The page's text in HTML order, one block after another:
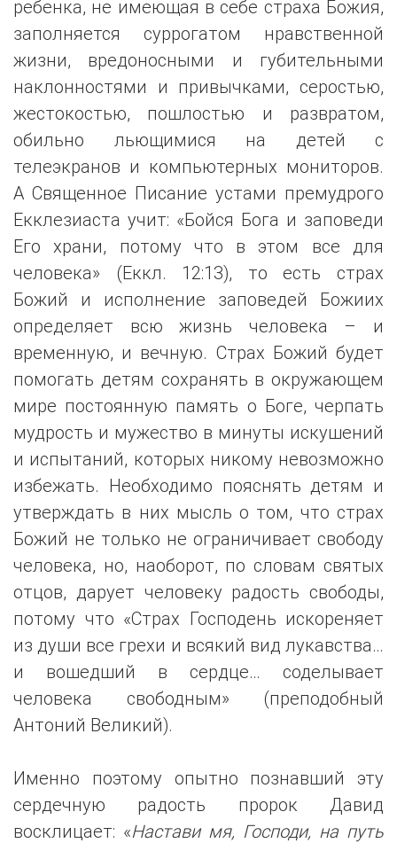
ребенка, не имеющая в себе страха Божия,
заполняется суррогатом нравственной
жизни, вредоносными и губительными
наклонностями и привычками, серостью,
жестокостью, пошлостью и развратом,
обильно льющимися на детей с
телеэкранов и компьютерных мониторов.
А Священное Писание устами премудрого
Екклезиаста учит: «Бойся Бога и заповеди
Его храни, потому что в этом все для
человека» (Еккл. 12:13), то есть страх
Божий и исполнение заповедей Божиих
определяет всю жизнь человека – и
временную, и вечную. Страх Божий будет
помогать детям сохранять в окружающем
мире постоянную память о Боге, черпать
мудрость и мужество в минуты искушений
и испытаний, которых никому невозможно
избежать. Необходимо пояснять детям и
утверждать в них мысль о том, что страх
Божий не только не ограничивает свободу
человека, но, наоборот, по словам святых
отцов, дарует человеку радость свободы,
потому что «Страх Господень искореняет
из души все грехи и всякий вид лукавства…
и вошедший в сердце… соделывает
человека свободным» (преподобный
Антоний Великий).
Именно поэтому опытно познавший эту
сердечную радость пророк Давид
восклицает: «Настави мя, Господи, на путь